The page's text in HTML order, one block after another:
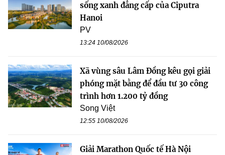
sống xanh đẳng cấp của Ciputra
Hanoi
PV
13:24 10/08/2026
Xã vùng sâu Lâm Đồng kêu gọi giải
phóng mặt bằng để đầu tư 30 công
trình hơn 1.200 tỷ đồng
Song Việt
12:55 10/08/2026
Giải Marathon Quốc tế Hà Nội